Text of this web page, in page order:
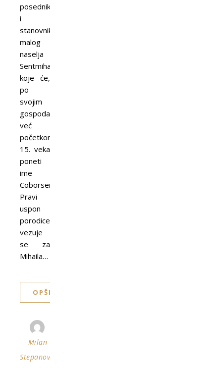
posednik
i
stanovnik
malog
naselja
Sentmihalj,
koje će,
po
svojim
gospodarima,
već
početkom
15. veka
poneti
ime
Coborsentmihalj.
Pravi
uspon
porodice
vezuje
se za
Mihaila…
OPŠIRNIJE
Milan
Stepanović